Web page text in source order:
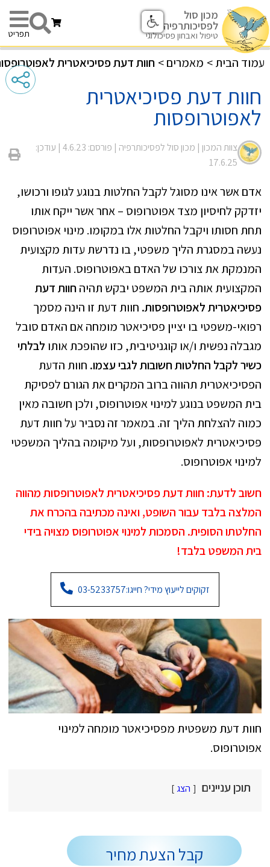
מכון סול
לפסיכותרפיה
טיפול ואבחון פסיכולוגי תפריט
חוות דעת פסיכיאטרית > מאמרים > עמוד הבית
חוות דעת פסיכיאטרית
לאפוטרופסות
צוות המכון | מכון סול לפסיכותרפיה | פורסם: 4.6.23
| עודכן:
17.6.25
אדם אשר אינו מסוגל לקבל החלטות בנוגע לגופו ורכושו,
יזדקק לחיסיון מצד אפוטרופוס – אחר אשר ייקח אותו
תחת חסותו ויקבל החלטות אלו במקומו. מינוי אפוטרופוס
נעשה במסגרת הליך משפטי, בו נדרשת עדות מקצועית
המנמקת את צורכו של האדם באפוטרופוס. העדות
המקצועית אותה בית המשפט יבקש תהיהחוות דעת
פסיכיאטרית לאפוטרופסות. חוות דעת זו הינה מסמך
רפואי-משפטי בו יציין פסיכיאטר מומחה אם האדם סובל
מגבלה נפשית ו/או קוגניטיבית, כזו שהופכת אותו לבלתי
כשירלקבל החלטות חשובות לגבי עצמו. חוות הדעת
הפסיכיאטרית תהווה ברוב המקרים את הגורם לפסיקת
בית המשפט בנוגע למינוי אפוטרופוס, ולכן חשובה מאין
כמוה להצלחת הליך זה. במאמר זה נסביר על חוות דעת
פסיכיאטרית לאפוטרופסות, ועל מיקומה בהליך המשפטי
למינוי אפוטרופוס.
חשוב לדעת: חוות דעת פסיכיאטרית לאפוטרופסות מהווה
המלצה בלבד עבור השופט, ואינה מכתיבה בהכרח את
החלטתו הסופית. הסמכות למינוי אפוטרופוס מצויה בידי
בית המשפט בלבד!
זקוקים לייעוץ מידי? חייגו:03-5233757
חוות דעת משפטית מפסיכיאטר מומחה למינוי
אפוטרופוס.
תוכן עניינים הצג
קבל הצעת מחיר